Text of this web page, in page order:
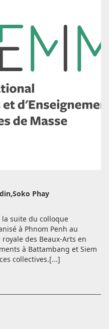
Phay
la suite du colloque
à Phnom Penh au
des Beaux-Arts en
à Battambang et Siem
collectives.[...]